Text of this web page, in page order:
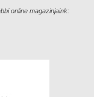
online magazinjaink: